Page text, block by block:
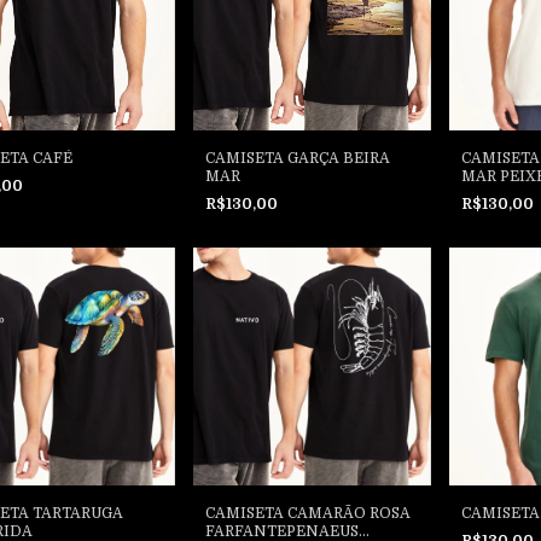
CAFÉ
CAMISETA GARÇA BEIRA
MAR
R$130,00
MAR
R$130,00
TARTARUGA
CAMISETA CAMARÃO ROSA
FARFANTEPENAEUS